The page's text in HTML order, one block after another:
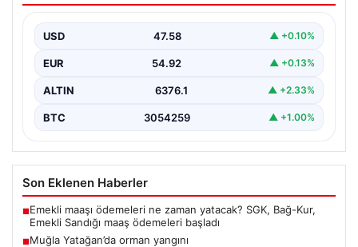
USD 47.58 ▲ +0.10%
EUR 54.92 ▲ +0.13%
ALTIN 6376.1 ▲ +2.33%
BTC 3054259 ▲ +1.00%
Son Eklenen Haberler
■Emekli maaşı ödemeleri ne zaman yatacak? SGK, Bağ-Kur,
Emekli Sandığı maaş ödemeleri başladı
■Muğla Yatağan’da orman yangını